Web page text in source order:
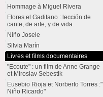
Hommage à Miguel Rivera
Flores el Gaditano : lección de
cante, de arte, y de vida.
Niño Josele
Silvia Marín
Livres et films documentaires
"Ecoute" : un film de Anne Grange
et Miroslav Sebestik
Eusebio Rioja et Norberto Torres :"
Niño Ricardo"